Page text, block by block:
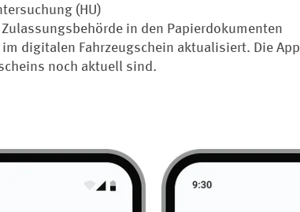
(HU)
in den Papierdokumenten
digitalen Fahrzeugschein aktualisiert. Die App
noch aktuell sind.